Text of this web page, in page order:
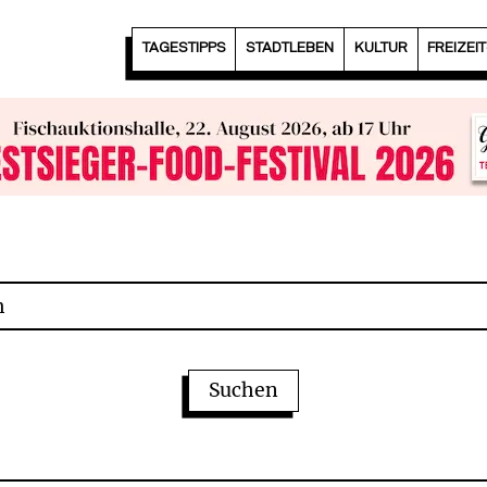
TAGESTIPPS STADTLEBEN KULTUR